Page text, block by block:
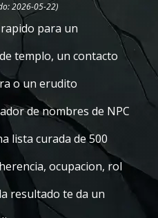
2026-05-22)
para un
templo, un contacto
o un erudito
de nombres de NPC
lista curada de 500
ocupacion, rol
resultado te da un